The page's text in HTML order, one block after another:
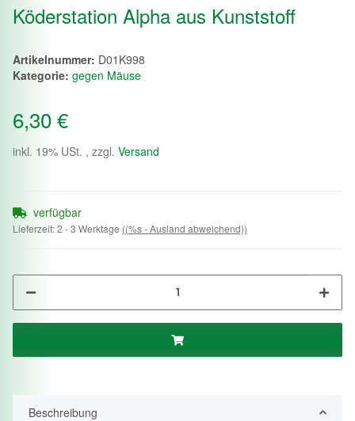
Köderstation Alpha aus Kunststoff
Artikelnummer: D01K998
Kategorie: gegen Mäuse
6,30 €
inkl. 19% USt. , zzgl. Versand
verfügbar
Lieferzeit:2 - 3 Werktage ((%s - Ausland abweichend))
Beschreibung